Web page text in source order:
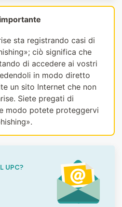
sta registrando casi di
ciò significa che
di accedere ai vostri
in modo diretto
un sito Internet che non
Siete pregati di
modo potete proteggervi
UPC?